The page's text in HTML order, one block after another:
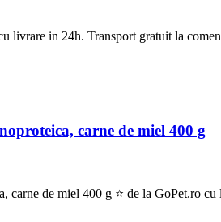
livrare in 24h. Transport gratuit la
carne de miel 400 g
de miel 400 g ⭐ de la GoPet.ro